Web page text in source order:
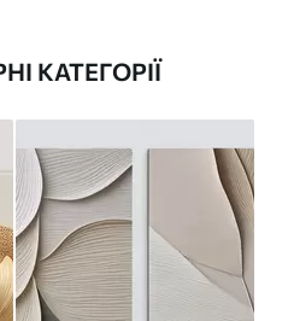
КАТЕГОРІЇ